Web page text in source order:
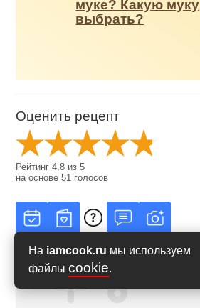
На iamcook.ru мы используем
файлы cookie.
муке? Какую муку
выбрать?
Оценить рецепт
Рейтинг4.8 из5
на основе51 голосов